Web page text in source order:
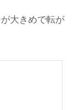
大きめで転が